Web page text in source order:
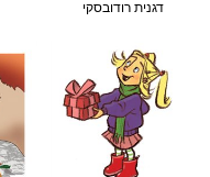
דגנית רודובסקי